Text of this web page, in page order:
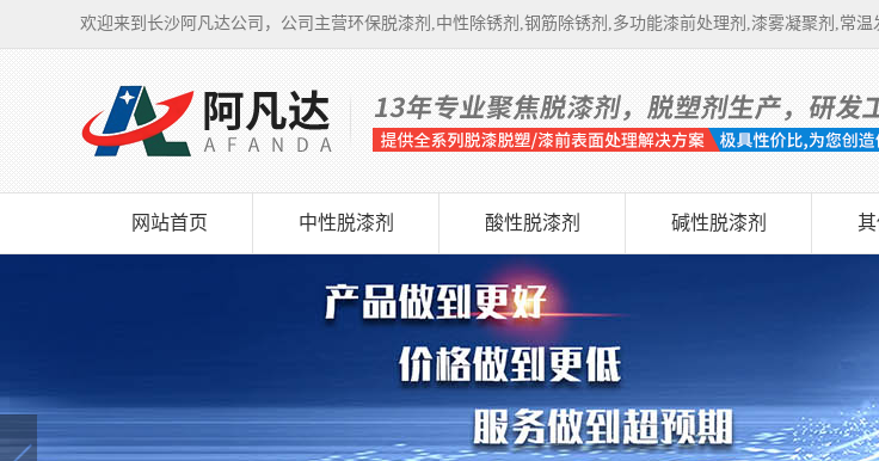
欢迎来到长沙阿凡达公司，公司主营环保脱漆剂,中性除锈剂,钢筋除锈剂,多功能漆前处理剂,漆雾凝聚剂,常温
网站首页 中性脱漆剂 酸性脱漆剂 碱性脱漆剂